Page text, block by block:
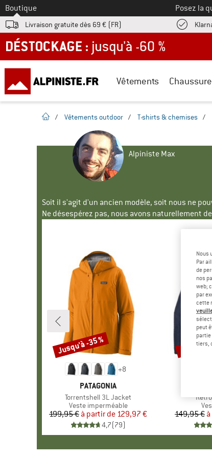
Vers le
Boutique Posez la
Livraison gratuite dès 69 € (FR)
DÉSTOCKAGE : jusqu'à -60 %
Vêtements
Page d'accueil
/ Vêtements outdoor / T-shirts & chemises /
Alpiniste Max
Soit il s'agit d'un ancien modèle, soit nous ne
Ne désespérez pas, nous avons naturellement
+8
MARQUE
PATAGONIA
Article
Torrentshell 3L Jacket
Product group
Veste imperméable
Prix
199,95 € Prix réduit
à partir de 129,97 €
4,7(79)
Remise
Jusqu'à -35 %
149,95 €
Remise
Jusqu'à
Nous
Par
de
nos
web;
par
cette
peut
tiers,